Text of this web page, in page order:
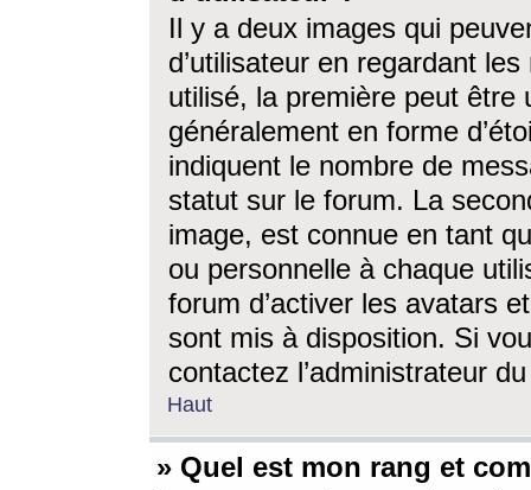
Il y a deux images qui
d’utilisateur en regardant
utilisé, la première peut être
généralement en forme
indiquent le nombre de
statut sur le forum. La
image, est connue en tant
ou personnelle à chaque
forum d’activer les avatars
sont mis à disposition. Si
contactez l’administrateur
Haut
» Quel est mon rang et